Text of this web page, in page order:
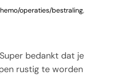
operaties/bestraling,
bedankt dat je
rustig te worden